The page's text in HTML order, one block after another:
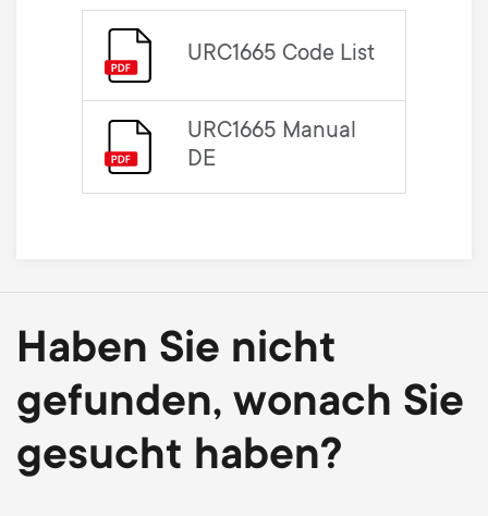
URC1665 Code List
URC1665 Manual
DE
Haben Sie nicht
gefunden, wonach Sie
gesucht haben?